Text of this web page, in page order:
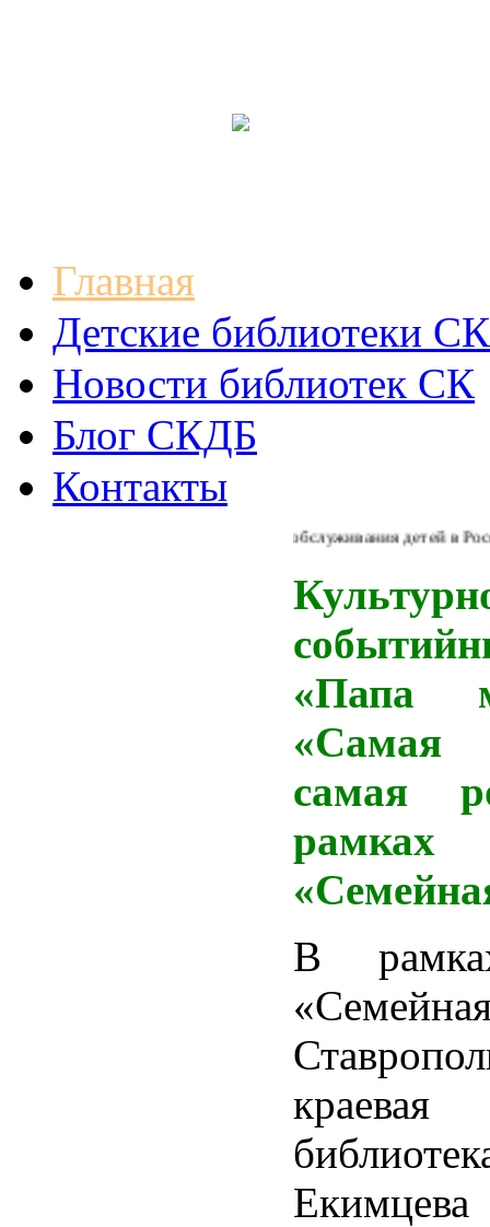
Главная
Детские библиотеки СК
Новости библиотек СК
Блог СКДБ
Контакты
Из Концепции библиотечного обслуживания детей в
«Папа
«Самая
самая
рамках
В
Екимцева